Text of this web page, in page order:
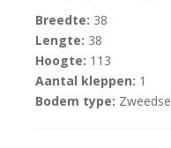
Breedte: 38
Lengte: 38
Hoogte: 113
Aantal kleppen: 1
Bodem type: